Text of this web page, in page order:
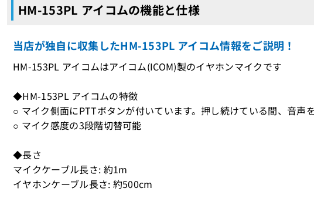
HM-153PL アイコムの機能と仕様
当店が独自に収集したHM-153PL アイコム情報をご説明！
HM-153PL アイコムはアイコム(ICOM)製のイヤホンマイクです
◆HM-153PL アイコムの特徴
○ マイク側面にPTTボタンが付いています。押し続けている間、音声
○ マイク感度の3段階切替可能
◆長さ
マイクケーブル長さ: 約1m
イヤホンケーブル長さ: 約500cm